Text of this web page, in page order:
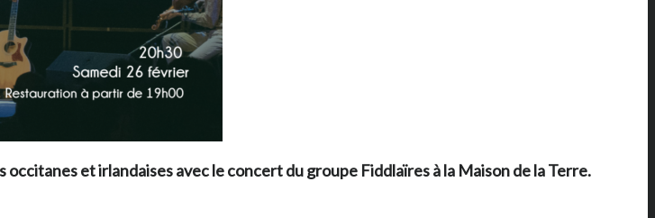
et irlandaises avec le concert du groupe Fiddlaïres àla Maison de la Terre.